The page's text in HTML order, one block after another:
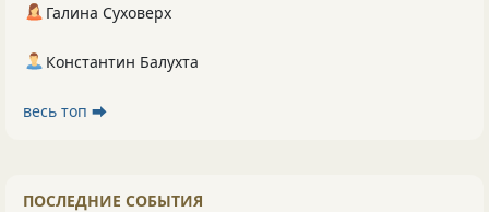
Галина Суховерх
Константин Балухта
весь топ ⮕
ПОСЛЕДНИЕ СОБЫТИЯ